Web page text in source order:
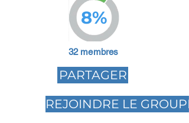
8%
32 membres
PARTAGER
REJOINDRE LE GROUPE